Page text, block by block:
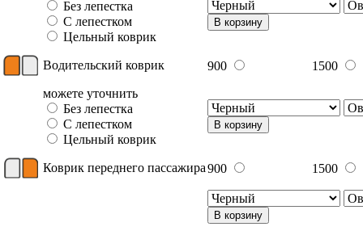
Без лепестка
С лепестком
Цельный коврик
В корзину
Водительский коврик 900
1500
можете уточнить
Без лепестка
С лепестком
Цельный коврик
В корзину
Коврик переднего пассажира900 1500
В корзину